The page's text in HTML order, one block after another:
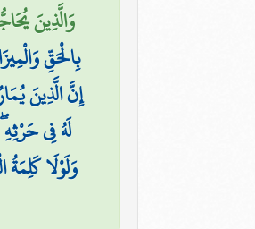
وَالَّذِينَ
بِالْحَقِّ
إِنَّ الَّذِينَ
لَهُ فِي
وَلَوْلَا